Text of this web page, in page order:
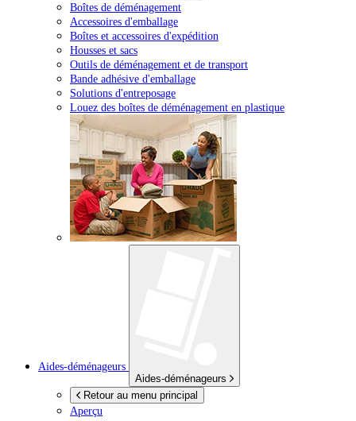
Boîtes de déménagement
Accessoires d'emballage
Boîtes et accessoires d'expédition
Housses et sacs
Outils de déménagement et de transport
Bande adhésive d'emballage
Solutions d'entreposage
Louez des boîtes de déménagement en plastique
Aides-déménageurs
Aides-déménageurs
Retour au menu principal
Aperçu